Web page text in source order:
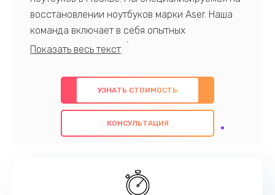
восстановлении ноутбуков марки Aser. Наша
команда включает в себя опытных
профессионалов с обширными знаниями и
предлагаем быстрый и качественный ремонт с
использованием оригинальных компонентов, а
также гарантируем качество всех
проведенных работ. Наша цель - предоставить
наилучшим образом. Не медлите записаться на
УЗНАТЬ СТОИМОСТЬ
КОНСУЛЬТАЦИЯ